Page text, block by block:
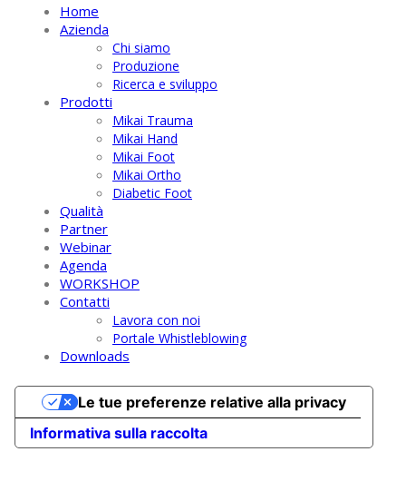
Home
Azienda
Chi siamo
Produzione
Ricerca e sviluppo
Prodotti
Mikai Trauma
Mikai Hand
Mikai Foot
Mikai Ortho
Diabetic Foot
Qualità
Partner
Webinar
Agenda
WORKSHOP
Contatti
Lavora con noi
Portale Whistleblowing
Downloads
Informativa sulla raccolta
Le tue preferenze relative alla privacy